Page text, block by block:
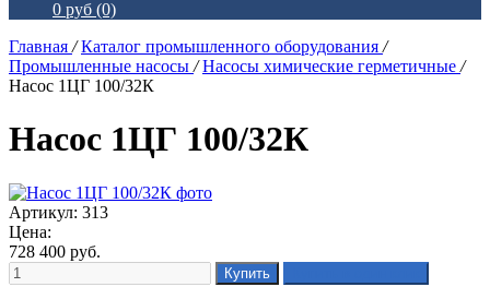
0 руб (0)
Главная / Каталог промышленного оборудования /
Промышленные насосы / Насосы химические герметичные /
Насос 1ЦГ 100/32К
Насос 1ЦГ 100/32К
Артикул: 313
Цена:
728 400 руб.